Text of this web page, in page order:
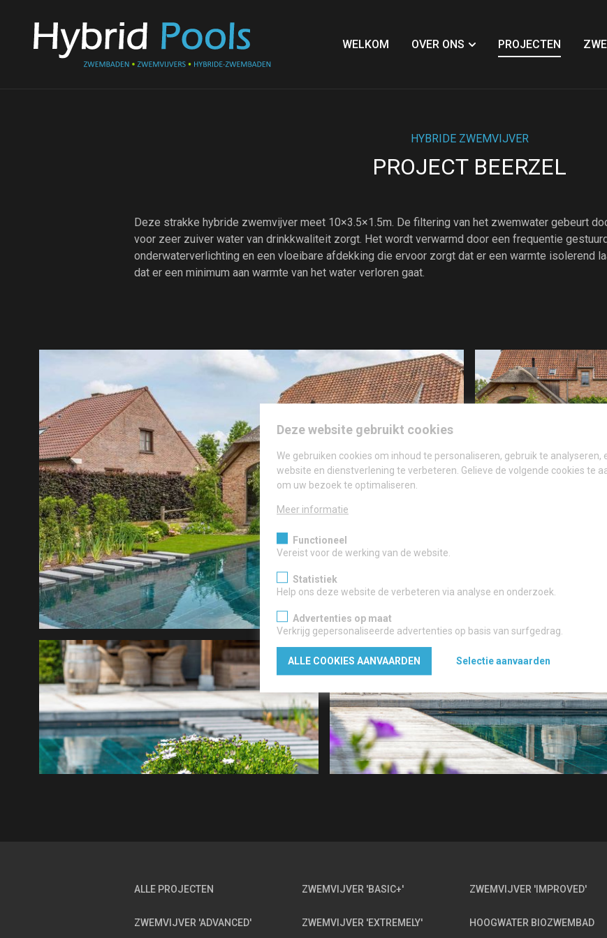
WELKOM OVER ONS PROJECTEN
PROJECT BEERZEL
HYBRIDE ZWEMVIJVER
Deze strakke hybride zwemvijver meet 10×3.5×1.5m. De filtering van het zwemwater gebeurt
voor zeer zuiver water van drinkkwaliteit zorgt. Het wordt verwarmd door een frequentie
onderwaterverlichting en een vloeibare afdekking die ervoor zorgt dat er een warmte isolerend
dat er een minimum aan warmte van het water verloren gaat.
ALLE PROJECTEN ZWEMVIJVER 'BASIC+' ZWEMVIJVER 'IMPROVED'
ZWEMVIJVER 'ADVANCED' ZWEMVIJVER 'EXTREMELY' HOOGWATER BIOZWEMBAD
Deze website gebruikt cookies
We gebruiken cookies om inhoud te personaliseren, gebruik te analyseren,
website en dienstverlening te verbeteren. Gelieve de volgende cookies te
om uw bezoek te optimaliseren.
Meer informatie
Functioneel
Vereist voor de werking van de website.
Statistiek
Help ons deze website de verbeteren via analyse en onderzoek.
Advertenties op maat
Verkrijg gepersonaliseerde advertenties op basis van surfgedrag.
ALLE COOKIES AANVAARDEN Selectie aanvaarden